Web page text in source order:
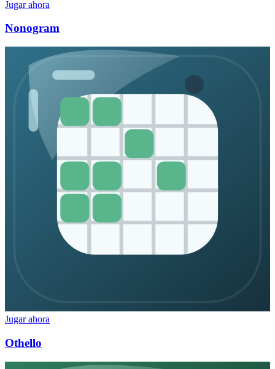
Jugar ahora
Nonogram
Jugar ahora
Othello